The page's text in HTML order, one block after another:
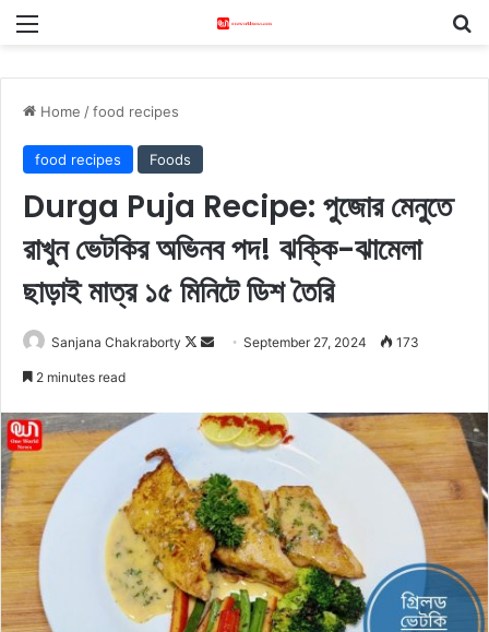
Home /food recipes
food recipes Foods
Durga Puja Recipe: পুজোর মেনুতে
রাখুন ভেটকির অভিনব পদ! ঝক্কি-ঝামেলা
ছাড়াই মাত্র ১৫ মিনিটে ডিশ তৈরি
Sanjana Chakraborty
F
l
o
w
o
n
X
d
a
n
e
m
a
i
l
September 27, 2024 173
2 minutes read